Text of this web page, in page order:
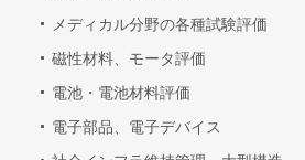
メディカル分野の各種試験評価
磁性材料、モータ評価
電池・電池材料評価
電子部品、電子デバイス